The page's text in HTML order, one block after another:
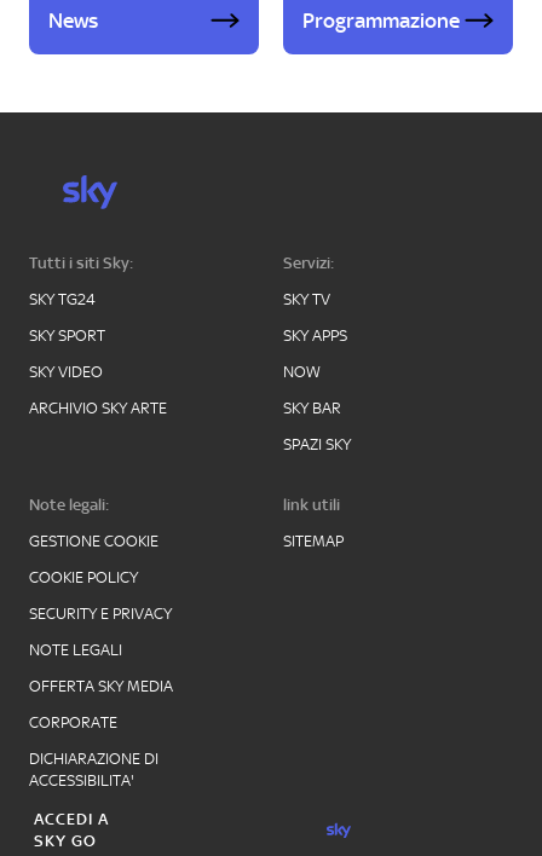
News Programmazione
Tutti i siti Sky:
SKY TG24
SKY SPORT
SKY VIDEO
ARCHIVIO SKY ARTE
Servizi:
SKY TV
SKY APPS
NOW
SKY BAR
SPAZI SKY
Note legali:
GESTIONE COOKIE
COOKIE POLICY
SECURITY E PRIVACY
NOTE LEGALI
OFFERTA SKY MEDIA
CORPORATE
DICHIARAZIONE DI
ACCESSIBILITA'
link utili
SITEMAP
ACCEDI A
SKY GO